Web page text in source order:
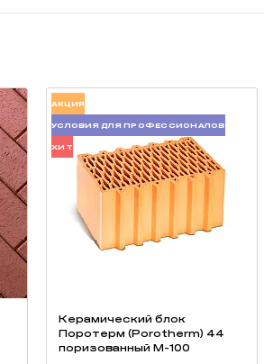
АКЦИЯ
УСЛОВИЯ ДЛЯ ПРОФЕССИОНАЛОВ
ХИТ
Керамический блок
Поротерм (Porotherm) 44
поризованный М-100